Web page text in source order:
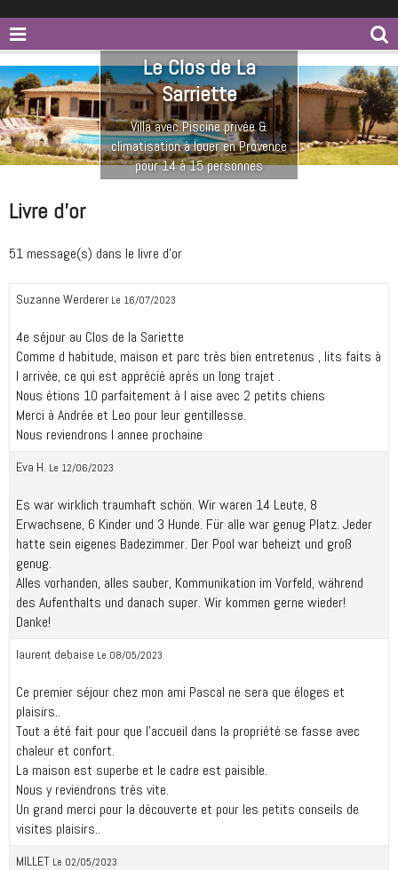
Le Clos de La
Sarriette
Villa avec Piscine privée &
climatisation à louer en Provence
pour 14 à 15 personnes
Livre d'or
51 message(s) dans le livre d'or
Suzanne Werderer Le 16/07/2023
4e séjour au Clos de la Sariette
Comme d habitude, maison et parc très bien entretenus , lits faits à
l arrivée, ce qui est apprécié après un long trajet .
Nous étions 10 parfaitement à l aise avec 2 petits chiens
Merci à Andrée et Leo pour leur gentillesse.
Nous reviendrons l annee prochaine
Eva H. Le 12/06/2023
Es war wirklich traumhaft schön. Wir waren 14 Leute, 8
Erwachsene, 6 Kinder und 3 Hunde. Für alle war genug Platz. Jeder
hatte sein eigenes Badezimmer. Der Pool war beheizt und groß
genug.
Alles vorhanden, alles sauber, Kommunikation im Vorfeld, während
des Aufenthalts und danach super. Wir kommen gerne wieder!
Danke!
laurent debaise Le 08/05/2023
Ce premier séjour chez mon ami Pascal ne sera que éloges et
plaisirs..
Tout a été fait pour que l'accueil dans la propriété se fasse avec
chaleur et confort.
La maison est superbe et le cadre est paisible.
Nous y reviendrons très vite.
Un grand merci pour la découverte et pour les petits conseils de
visites plaisirs..
MILLET Le 02/05/2023